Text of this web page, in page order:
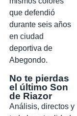
que defendió
durante seis años
en ciudad
deportiva de
Abegondo.
No te pierdas
el último Son
de Riazor
Análisis, directos y